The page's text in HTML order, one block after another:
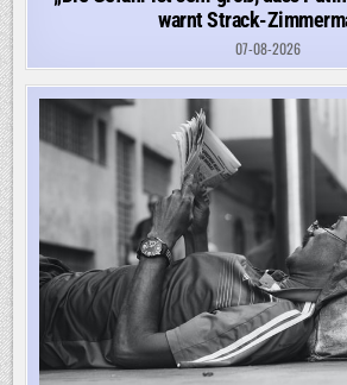
warnt Strack-
07-08-2026